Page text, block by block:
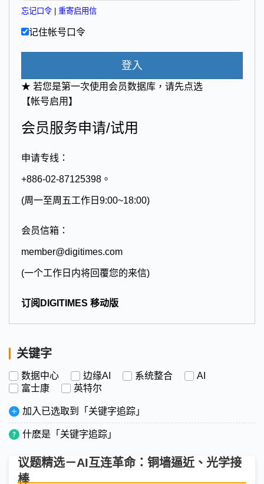
忘记口令 重寄启用信
记住帐号口令
登入
★ 若您是第一次使用会员数据库，请先点选
【帐号启用】
会员服务申请/试用
申请专线：
+886-02-87125398。
(周一至周五工作日9:00~18:00)
会员信箱：
member@digitimes.com
(一个工作日内将回覆您的来信)
订阅DIGITIMES 移动版
关键字
数据中心 边缘AI 系统整合
AI
富士康
英特尔
加入已选取到「关键字追踪」
什麽是「关键字追踪」
议题精选－AI互连革命：铜墙逼近、光学接
棒